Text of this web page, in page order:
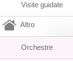
Visite guidate
Altro
Orchestre